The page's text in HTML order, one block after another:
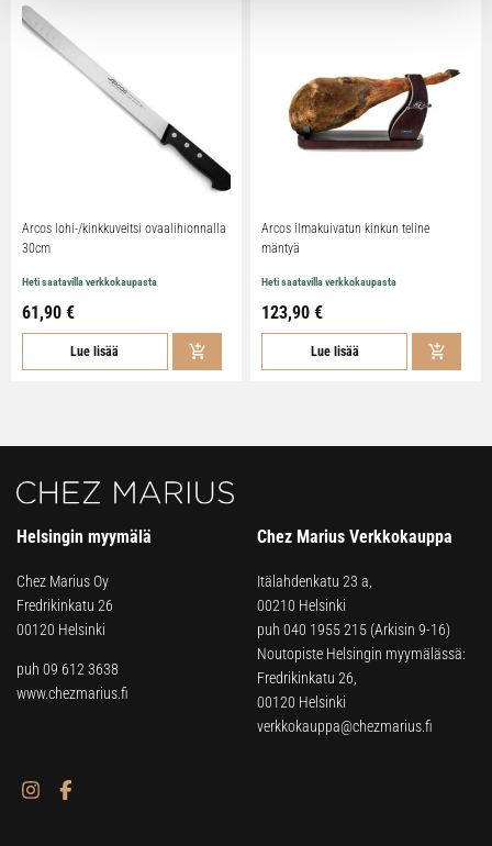
Arcos lohi-/kinkkuveitsi ovaalihionnalla
30cm
Heti saatavilla verkkokaupasta
61,90 €
Lue lisää
Arcos ilmakuivatun kinkun teline
mäntyä
Heti saatavilla verkkokaupasta
123,90 €
Lue lisää
Helsingin myymälä
Chez Marius Oy
Fredrikinkatu 26
00120 Helsinki
puh 09 612 3638
www.chezmarius.fi
Chez Marius Verkkokauppa
Itälahdenkatu 23 a,
00210 Helsinki
puh 040 1955 215 (Arkisin 9-16)
Noutopiste Helsingin myymälässä:
Fredrikinkatu 26,
00120 Helsinki
verkkokauppa@chezmarius.fi